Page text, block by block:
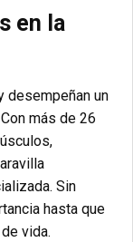
en la
desempeñan un
más de 26
Sin
hasta que
vida.